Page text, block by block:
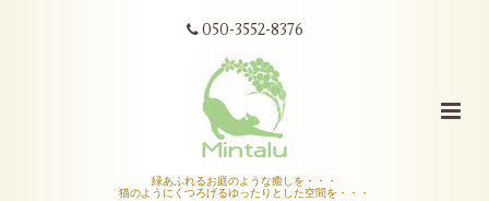
050-3552-8376
緑あふれるお庭のような癒しを・・・
猫のようにくつろげるゆったりとした空間を・・・